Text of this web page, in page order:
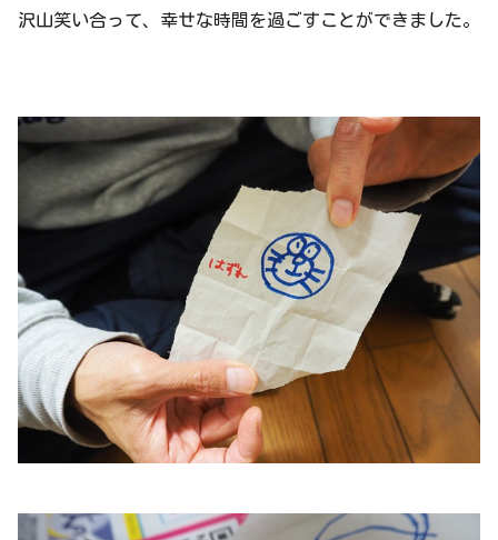
沢山笑い合って、幸せな時間を過ごすことができました。